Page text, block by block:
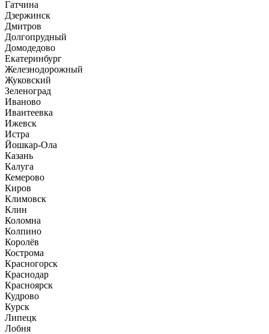
Гатчина
Дзержинск
Дмитров
Долгопрудный
Домодедово
Екатеринбург
Железнодорожный
Жуковский
Зеленоград
Иваново
Ивантеевка
Ижевск
Истра
Йошкар-Ола
Казань
Калуга
Кемерово
Киров
Климовск
Клин
Коломна
Колпино
Королёв
Кострома
Красногорск
Краснодар
Красноярск
Кудрово
Курск
Липецк
Лобня